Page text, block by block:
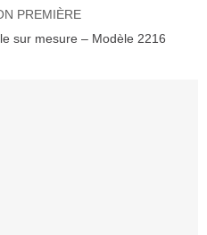
PREMIÈRE
sur mesure – Modèle 2216